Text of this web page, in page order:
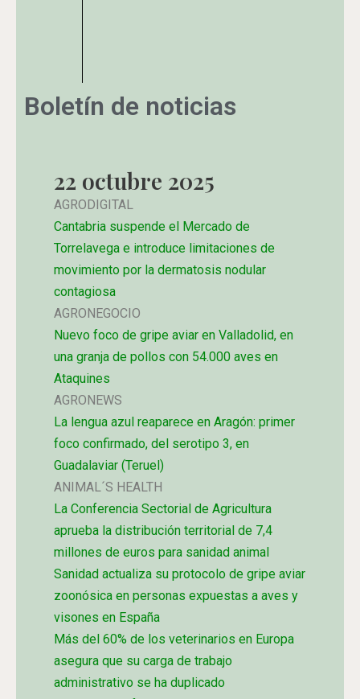
Boletín de noticias
22 octubre 2025
AGRODIGITAL
Cantabria suspende el Mercado de
Torrelavega e introduce limitaciones de
movimiento por la dermatosis nodular
contagiosa
AGRONEGOCIO
Nuevo foco de gripe aviar en Valladolid, en
una granja de pollos con 54.000 aves en
Ataquines
AGRONEWS
La lengua azul reaparece en Aragón: primer
foco confirmado, del serotipo 3, en
Guadalaviar (Teruel)
ANIMAL´S HEALTH
La Conferencia Sectorial de Agricultura
aprueba la distribución territorial de 7,4
millones de euros para sanidad animal
Sanidad actualiza su protocolo de gripe aviar
zoonósica en personas expuestas a aves y
visones en España
Más del 60% de los veterinarios en Europa
asegura que su carga de trabajo
administrativo se ha duplicado